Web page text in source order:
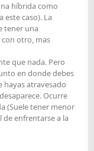
híbrida como
caso). La
tener una
con otro, mas
que nada. Pero
en donde debes
hayas atravesado
Ocurre
(Suele tener menor
enfrentarse a la